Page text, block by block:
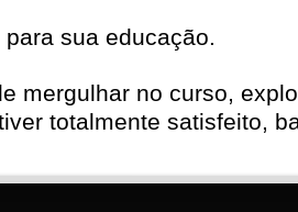
sua educação.
mergulhar no curso,
totalmente satisfeito,